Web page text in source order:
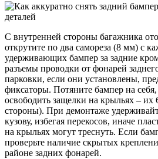
С внутренней стороны багажника
открутите по два самореза (8 мм) с
удерживающих бампер за задние
разъемы проводки от фонарей
парковки, если они установлены,
фиксаторы. Потяните бампер на
освободить защелки на крыльях –
стороны). При демонтаже
кузову, избегая перекосов, иначе
на крыльях могут треснуть. Если
проверьте наличие скрытых
районе задних фонарей.